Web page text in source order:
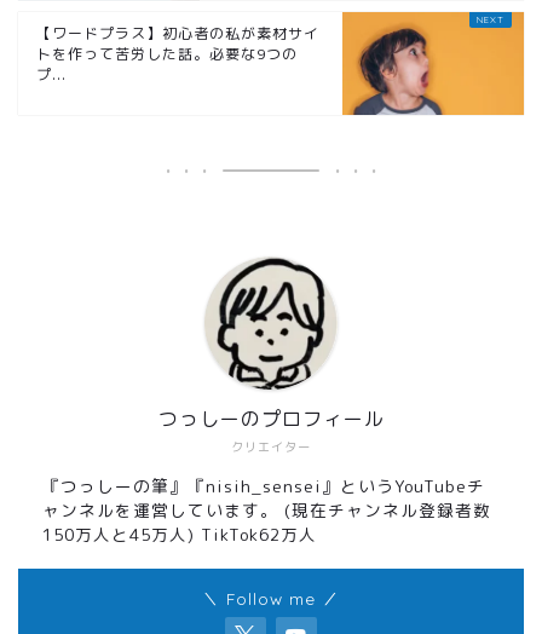
【ワードプラス】初心者の私が素材サイ
トを作って苦労した話。必要な9つの
プ...
クリエイター
つっしーのプロフィール
『つっしーの筆』『nisih_sensei』というYouTubeチ
ャンネルを運営しています。 (現在チャンネル登録者数
150万人と45万人) TikTok62万人
＼ Follow me ／